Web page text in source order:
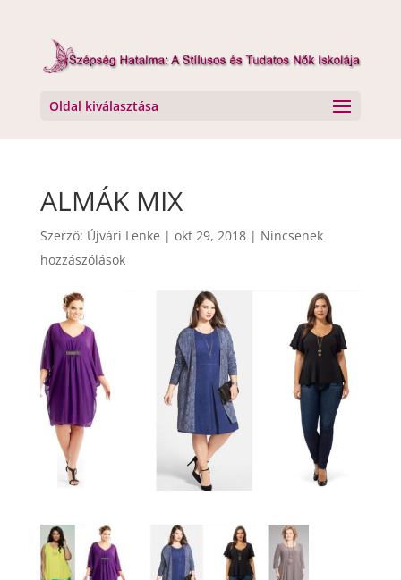
Oldal kiválasztása
ALMÁK MIX
Szerző: Újvári Lenke | okt 29, 2018| Nincsenek
hozzászólások